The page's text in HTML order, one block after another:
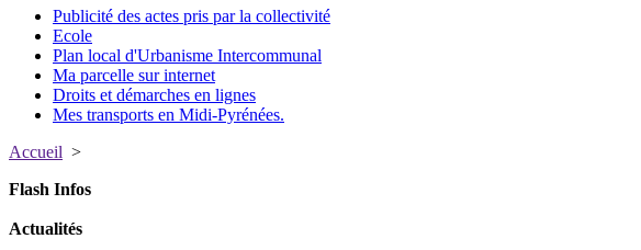
Publicité des actes pris par la collectivité
Ecole
Plan local d'Urbanisme Intercommunal
Ma parcelle sur internet
Droits et démarches en lignes
Mes transports en Midi-Pyrénées.
Accueil >
Flash Infos
Actualités